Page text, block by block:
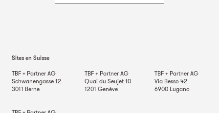
Sites en Suisse
TBF + Partner AG
Schwanengasse 12
3011 Berne
TBF + Partner AG
Quai du Seujet 10
1201 Genève
TBF + Partner AG
Via Besso 42
6900 Lugano